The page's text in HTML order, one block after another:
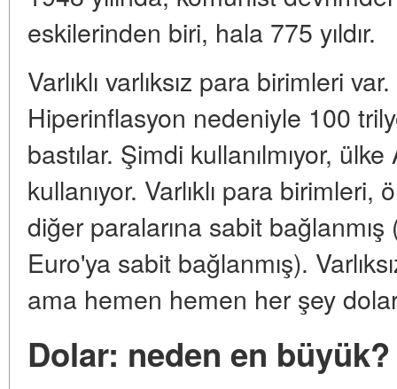
eskilerinden biri, hala 775 yıldır.
Varlıklı varlıksız para birimleri
Hiperinflasyon nedeniyle 100
bastılar. Şimdi kullanılmıyor,
kullanıyor. Varlıklı para
diğer paralarına sabit
Euro'ya sabit bağlanmış).
ama hemen hemen her şey
Dolar: neden en büyük?